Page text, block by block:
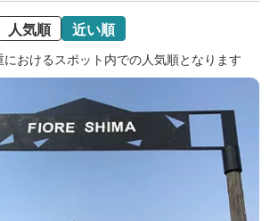
人気順 近い順
おけるスポット内での人気順となります